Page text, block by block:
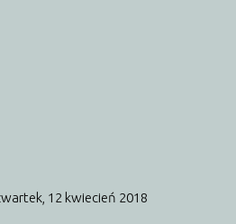
12 kwiecień 2018